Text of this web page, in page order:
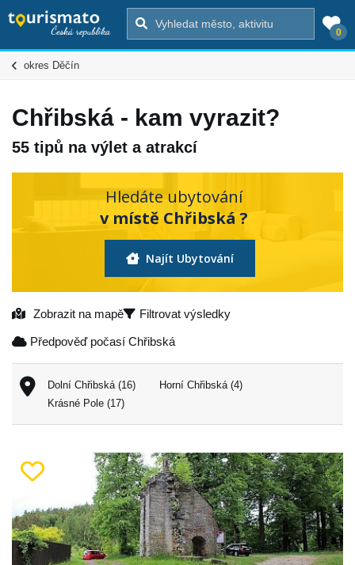
0
okres Děčín
Chřibská - kam vyrazit?
55 tipů na výlet a atrakcí
Hledáte ubytování
v místě Chřibská ?
Najít Ubytování
Zobrazit na mapě Filtrovat výsledky
Předpověď počasí Chřibská
Dolní Chřibská (16)
Horní Chřibská (4)
Krásné Pole (17)